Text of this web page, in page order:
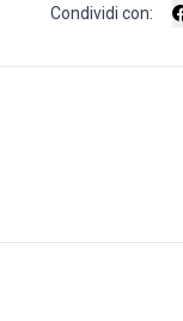
Condividi con: